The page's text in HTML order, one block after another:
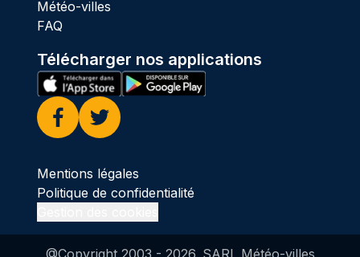
Météo-villes
FAQ
Télécharger nos applications
Facebook
Twitter
Mentions légales
Politique de confidentialité
@Copyright 2003 - 2026. SARL Météo-villes